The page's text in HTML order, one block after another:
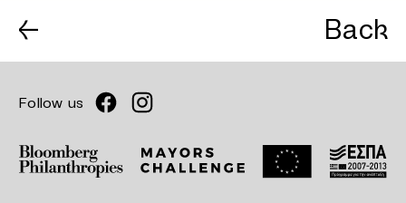
← Back
Follow us